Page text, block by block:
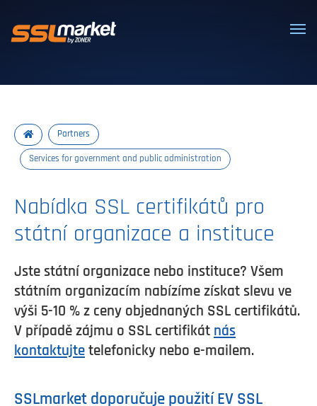
Partners
Services for government and public administration
Nabídka SSL certifikátů pro
státní organizace a instituce
Jste státní organizace nebo instituce? Všem
státním organizacím nabízíme získat slevu ve
výši 5-10 % z ceny objednaných SSL certifikátů.
V případě zájmu o SSL certifikát nás
kontaktujte telefonicky nebo e-mailem.
SSLmarket doporučuje použití EV SSL